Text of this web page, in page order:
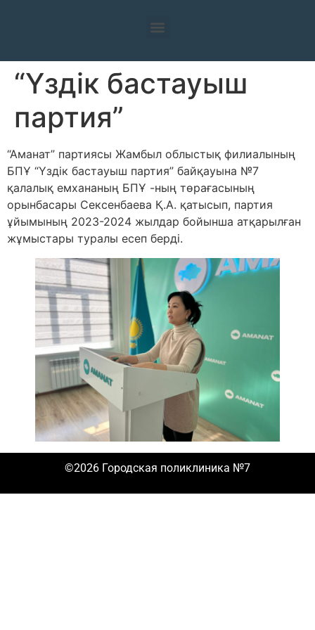
“Үздік бастауыш
партия”
“Аманат” партиясы Жамбыл облыстық филиалының
БПҰ “Үздік бастауыш партия” байқауына №7
қалалық емхананың БПҰ -ның төрағасының
орынбасары Сексенбаева Қ.А. қатысып, партия
ұйымының 2023-2024 жылдар бойынша атқарылған
жұмыстары туралы есеп берді.
©2026 Городская поликлиника №7